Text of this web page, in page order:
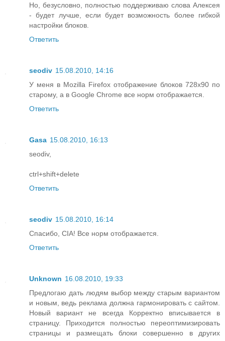
Но, безусловно, полностью поддерживаю слова Алексея
- будет лучше, если будет возможность более гибкой
настройки блоков.
Ответить
seodiv 15.08.2010, 14:16
У меня в Mozilla Firefox отображение блоков 728x90 по
старому, а в Google Chrome все норм отображается.
Ответить
Gasa 15.08.2010, 16:13
seodiv,
ctrl+shift+delete
Ответить
seodiv 15.08.2010, 16:14
Спасибо, CIA! Все норм отображается.
Ответить
Unknown 16.08.2010, 19:33
Предлогаю дать людям выбор между старым вариантом
и новым, ведь реклама должна гармонировать с сайтом.
Новый вариант не всегда Корректно вписывается в
страницу. Приходится полностью переоптимизировать
страницы и размещать блоки совершенно в других